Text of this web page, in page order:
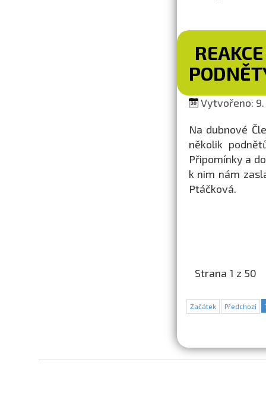
Vytvořeno: 9.
Na dubnové
několik
Připomínky a
k nim nám
Ptáčková.
Strana 1 z 50
Začátek Předchozí